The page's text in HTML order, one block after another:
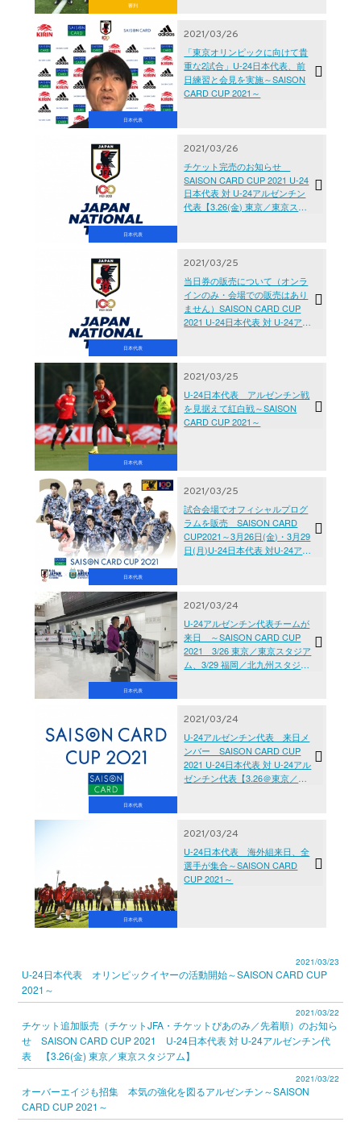
審判
日本代表
2021/03/26
「東京オリンピックに向けて貴
重な2試合」U-24日本代表、前
日練習と会見を実施～SAISON
CARD CUP 2021～
日本代表
2021/03/26
チケット完売のお知らせ
SAISON CARD CUP 2021 U-24
日本代表 対 U-24アルゼンチン
代表【3.26(金) 東京／東京スタ
日本代表
2021/03/25
当日券の販売について（オンラ
インのみ・会場での販売はあり
ません）SAISON CARD CUP
2021 U-24日本代表 対 U-24アル
日本代表
2021/03/25
U-24日本代表 アルゼンチン戦
を見据えて紅白戦～SAISON
CARD CUP 2021～
日本代表
2021/03/25
試合会場でオフィシャルプログ
ラムを販売 SAISON CARD
CUP2021～3月26日(金)・3月29
日(月)U-24日本代表 対U-24アル
日本代表
2021/03/24
U-24アルゼンチン代表チームが
来日 ～SAISON CARD CUP
2021 3/26 東京／東京スタジア
ム、3/29 福岡／北九州スタジア
日本代表
2021/03/24
U-24アルゼンチン代表 来日メ
ンバー SAISON CARD CUP
2021 U-24日本代表 対 U-24アル
ゼンチン代表【3.26＠東京／東
日本代表
2021/03/24
U-24日本代表 海外組来日、全
選手が集合～SAISON CARD
CUP 2021～
2021/03/23
U-24日本代表 オリンピックイヤーの活動開始～SAISON CARD CUP
2021～
2021/03/22
チケット追加販売（チケットJFA・チケットぴあのみ／先着順）のお知ら
せ SAISON CARD CUP 2021 U-24日本代表 対 U-24アルゼンチン代
表 【3.26(金) 東京／東京スタジアム】
2021/03/22
オーバーエイジも招集 本気の強化を図るアルゼンチン～SAISON
CARD CUP 2021～